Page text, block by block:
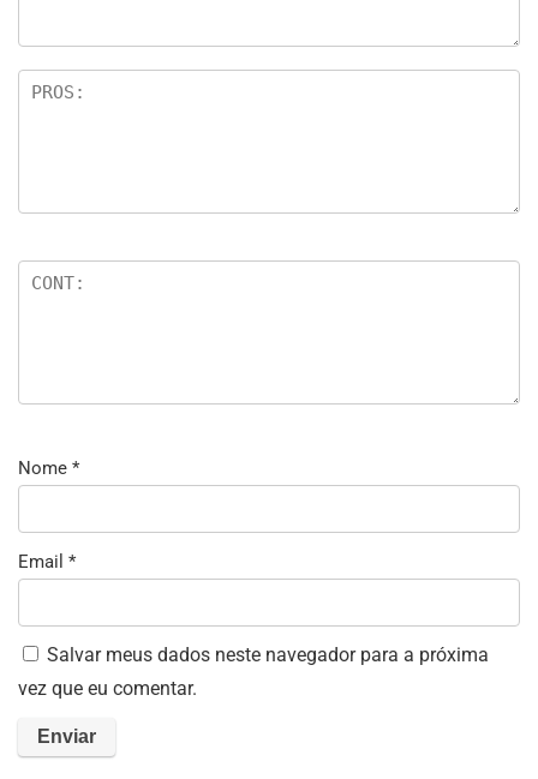
Nome *
Email *
Salvar meus dados neste navegador para a próxima
vez que eu comentar.